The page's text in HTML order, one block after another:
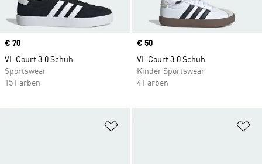
Price
€ 70
VL Court 3.0 Schuh
Sportswear
15 Farben
Price
€ 50
VL Court 3.0 Schuh
Kinder Sportswear
4 Farben